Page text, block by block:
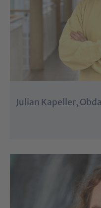
Julian Kapeller,